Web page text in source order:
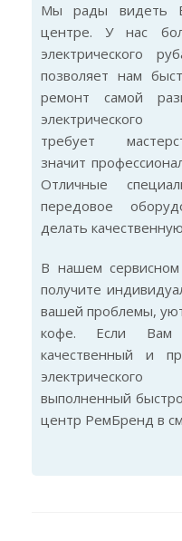
Мы рады видеть
центре. У нас
электрического
позволяет нам
ремонт самой
требует
значит
Отличные
передовое
делать
В нашем
получите
вашей проблемы,
кофе. Если Вам
качественный и
выполненный
центр РемБренд в